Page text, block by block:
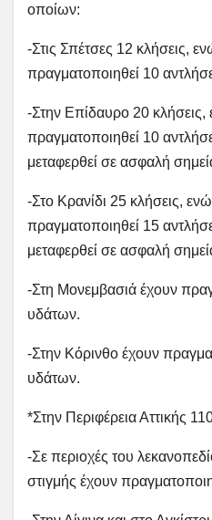
οποίων:
-Στις Σπέτσες 12 κλήσεις,
πραγματοποιηθεί 10
-Στην Επίδαυρο 20 κλήσεις,
πραγματοποιηθεί 10
μεταφερθεί σε ασφαλή
-Στο Κρανίδι 25 κλήσεις,
πραγματοποιηθεί 15
μεταφερθεί σε ασφαλή
-Στη Μονεμβασιά έχουν
υδάτων.
-Στην Κόρινθο έχουν
υδάτων.
*Στην Περιφέρεια Αττικής
-Σε περιοχές του
στιγμής έχουν